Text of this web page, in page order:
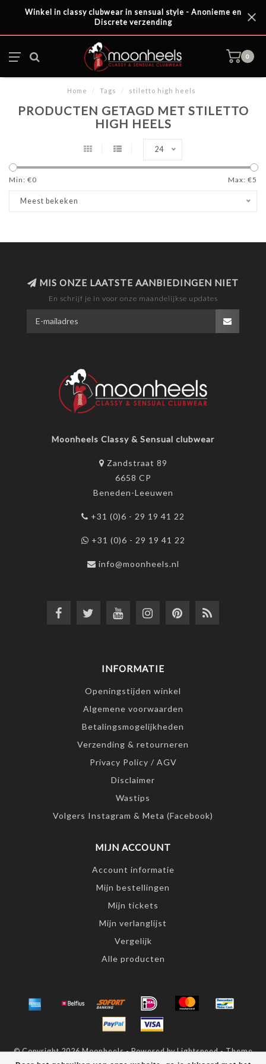
Winkel in classy clubwear in sensual style - Anonieme en
Discrete verzending
0
Home / Tags / stiletto high heels
PRODUCTEN GETAGD MET STILETTO
HIGH HEELS
24
Min: €0 Max: €5
Meest bekeken
MIS ONZE LAATSTE AANBIEDINGEN NIET
En schrijf je in voor onze maandelijkse updates
Moonheels Classy & Sensual clubwear
Zandstraat 89
6658 CP
Beneden-Leeuwen
+31 (0)6 - 29 19 41 22
+31 (0)6 - 29 19 41 22
info@moonheels.nl
INFORMATIE
Openingstijden winkel
Algemene voorwaarden
Betalingsmogelijkheden
Verzending & retourneren
Privacy Policy / AGV
Disclaimer
Wastips
Volgers Instagram & Meta (Facebook)
MIJN ACCOUNT
Account informatie
Mijn bestellingen
Mijn tickets
Mijn verlanglijst
Vergelijk
Alle producten
© Copyright 2026 Moonheels - Powered byLightspeed- Theme